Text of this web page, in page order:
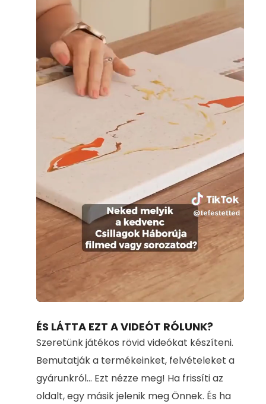
Unmute
100.00%
ÉS LÁTTA EZT A VIDEÓT RÓLUNK?
Szeretünk játékos rövid videókat készíteni.
Bemutatják a termékeinket, felvételeket a
gyárunkról... Ezt nézze meg! Ha frissíti az
oldalt, egy másik jelenik meg Önnek. És ha